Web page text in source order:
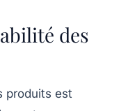
des
produits est